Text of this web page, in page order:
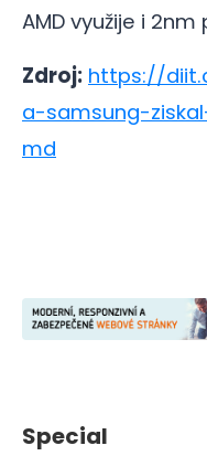
AMD využije i
Zdroj: https://
a-samsung-
md
Special